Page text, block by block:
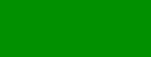
İLÇE ÖRGÜTÜ ÜYELERİ
TEŞKİLATI’NIN ACI GÜNÜ
MİTHAT BÜLENT ÖZMEN’DEN